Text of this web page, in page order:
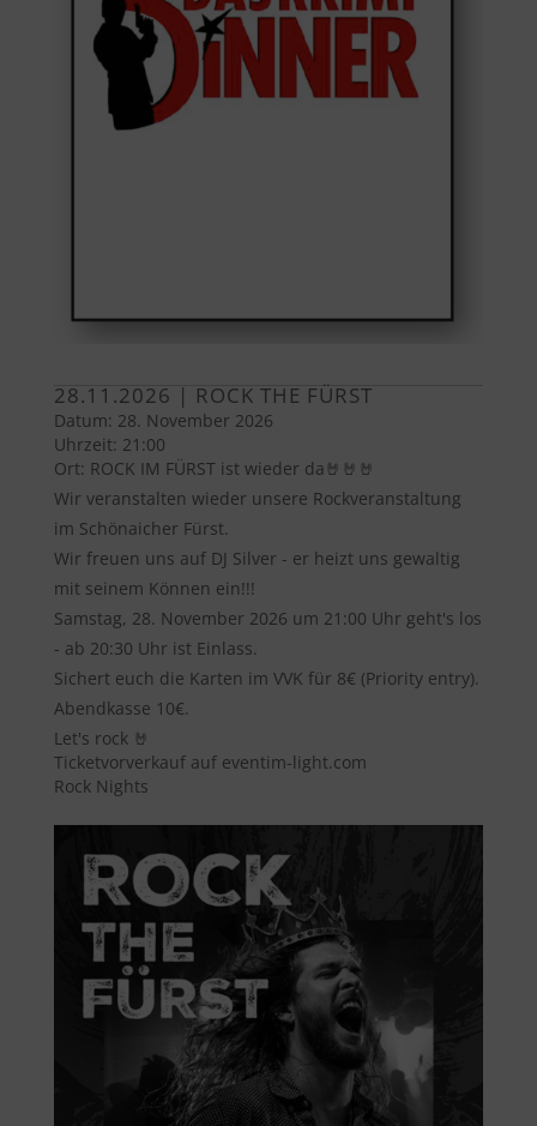
28.11.2026 | ROCK THE FÜRST
Datum: 28. November 2026
Uhrzeit: 21:00
Ort: ROCK IM FÜRST ist wieder da🤘🤘🤘
Wir veranstalten wieder unsere Rockveranstaltung
im Schönaicher Fürst.
Wir freuen uns auf DJ Silver - er heizt uns gewaltig
mit seinem Können ein!!!
Samstag, 28. November 2026 um 21:00 Uhr geht's los
- ab 20:30 Uhr ist Einlass.
Sichert euch die Karten im VVK für 8€ (Priority entry).
Abendkasse 10€.
Let's rock 🤘
Ticketvorverkauf auf eventim-light.com
Rock Nights